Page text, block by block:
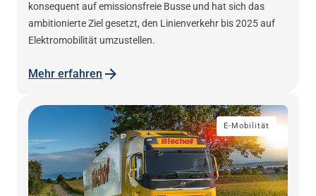
konsequent auf emissionsfreie Busse und hat sich das
ambitionierte Ziel gesetzt, den Linienverkehr bis 2025 auf
Elektromobilität umzustellen.
Mehr erfahren
E-Mobilität